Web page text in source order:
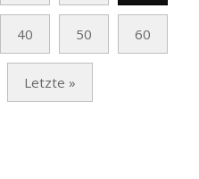
40 50 60
Letzte »